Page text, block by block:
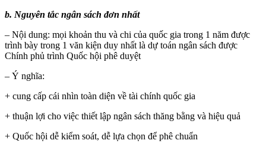
b. Nguyên tắc ngân sách đơn nhất
– Nội dung: mọi khoản thu và chi của quốc gia trong 1 năm được
trình bày trong 1 văn kiện duy nhất là dự toán ngân sách được
Chính phủ trình Quốc hội phê duyệt
– Ý nghĩa:
+ cung cấp cái nhìn toàn diện về tài chính quốc gia
+ thuận lợi cho việc thiết lập ngân sách thăng bằng và hiệu quả
+ Quốc hội dễ kiểm soát, dễ lựa chọn để phê chuẩn